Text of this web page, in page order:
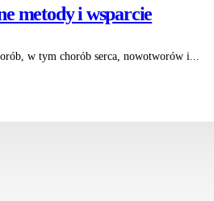
metody i wsparcie
w tym chorób serca, nowotworów i...